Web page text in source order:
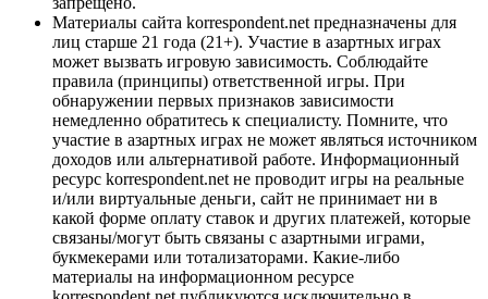
Материалы сайта korrespondent.net предназначены для
лиц старше 21 года (21+). Участие в азартных играх
может вызвать игровую зависимость. Соблюдайте
правила (принципы) ответственной игры. При
обнаружении первых признаков зависимости
немедленно обратитесь к специалисту. Помните, что
участие в азартных играх не может являться источником
доходов или альтернативой работе. Информационный
ресурс korrespondent.net не проводит игры на реальные
и/или виртуальные деньги, сайт не принимает ни в
какой форме оплату ставок и других платежей, которые
связаны/могут быть связаны с азартными играми,
букмекерами или тотализаторами. Какие-либо
материалы на информационном ресурсе